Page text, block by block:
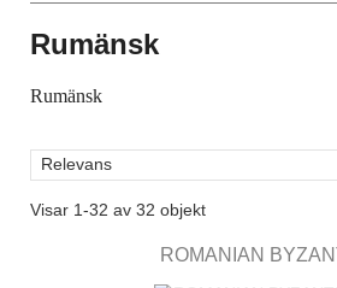
Rumänsk
Rumänsk
Relevans
Visar 1-32 av 32 objekt
ROMANIAN